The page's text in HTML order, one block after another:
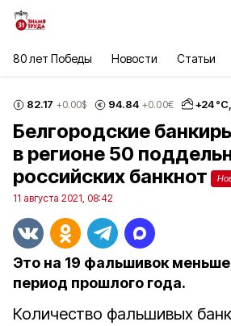
80 лет Победы Новости Статьи
82.17 +0.00$ 94.84 +0.00€ +24°С,
Белгородские
в регионе 50
российских банкнот
11 августа 2021, 08:42
Это на 19 фальшивок
период прошлого года.
Количество фальшивых